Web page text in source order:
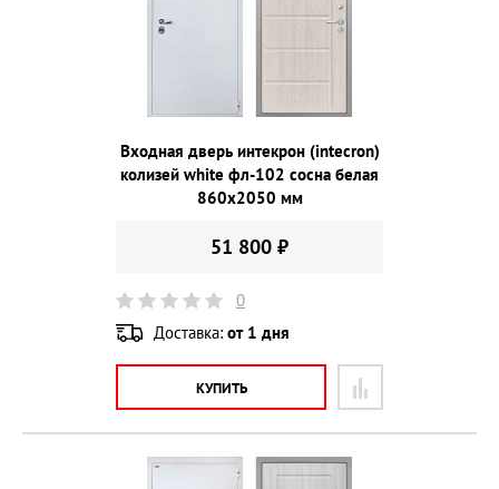
Входная дверь интекрон (intecron)
колизей white фл-102 сосна белая
860х2050 мм
51 800 ₽
0
Доставка: от 1 дня
КУПИТЬ